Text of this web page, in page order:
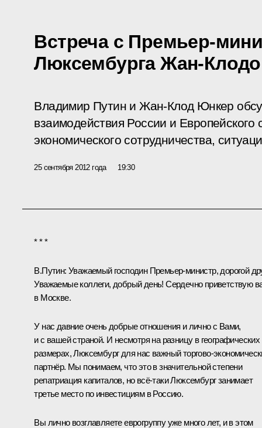
Встреча с Премьер-
Люксембурга Жан-
Владимир Путин и Жан-Клод Юнкер
взаимодействия России и Европейского
экономического сотрудничества,
25 сентября 2012 года 19:30
* * *
В.Путин: Уважаемый господин Премьер-министр, дорогой
Уважаемые коллеги, добрый день! Сердечно приветствую
в Москве.
У нас давние очень добрые отношения и лично с Вами,
и с вашей страной. И несмотря на разницу в географических
размерах, Люксембург для нас важный торгово-
партнёр. Мы понимаем, что это в значительной степени
репатриация капиталов, но всё‑таки Люксембург занимает
третье место по инвестициям в Россию.
Вы лично возглавляете еврогруппу уже много лет, и в этом